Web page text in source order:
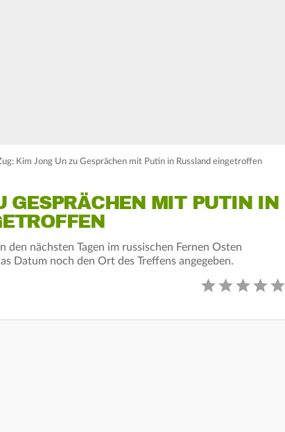
Kim Jong Un zu Gesprächen mit Putin in Russland eingetroffen
GESPRÄCHEN MIT PUTIN IN
nächsten Tagen im russischen Fernen Osten
Datum noch den Ort des Treffens angegeben.